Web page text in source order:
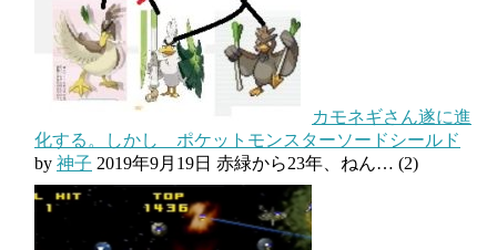
カモネギさん遂に進
化する。しかし ポケットモンスターソードシールド
by 神子 2019年9月19日 赤緑から23年、ねん… (2)